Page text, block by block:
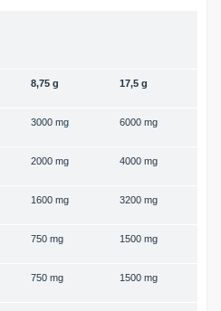
8,75 g 17,5 g
3000 mg 6000 mg
2000 mg 4000 mg
1600 mg 3200 mg
750 mg 1500 mg
750 mg 1500 mg